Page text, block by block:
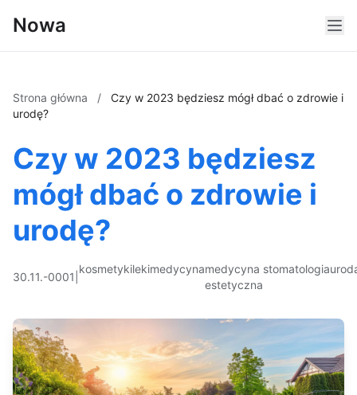
Nowa
Strona główna /
Czy w 2023 będziesz mógł dbać o zdrowie i
urodę?
Czy w 2023 będziesz
mógł dbać o zdrowie i
urodę?
30.11.-0001
kosmetykilekimedycynamedycyna
estetyczna
stomatologia